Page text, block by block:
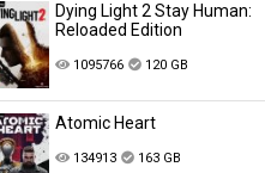
Dying Light 2 Stay Human:
Reloaded Edition
1095766 120 GB
Atomic Heart
134913 163 GB